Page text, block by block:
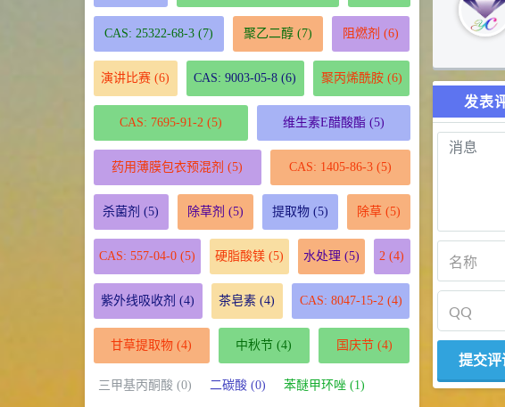
发表
CAS: 25322-68-3(7) 聚乙二醇(7) 阻燃剂 (6)
演讲比赛 (6) CAS: 9003-05-8 (6) 聚丙烯酰胺(6)
CAS: 7695-91-2 (5) 维生素E醋酸酯(5)
药用薄膜包衣预混剂 (5) CAS: 1405-86-3(5)
杀菌剂 (5) 除草剂 (5) 提取物(5) 除草(5)
CAS: 557-04-0(5) 硬脂酸镁(5) 水处理 (5) 2 (4)
紫外线吸收剂 (4) 茶皂素 (4) CAS: 8047-15-2 (4)
甘草提取物 (4) 中秋节 (4) 国庆节(4)
三甲基丙酮酸 (0) 二碳酸 (0) 苯醚甲环唑 (1)